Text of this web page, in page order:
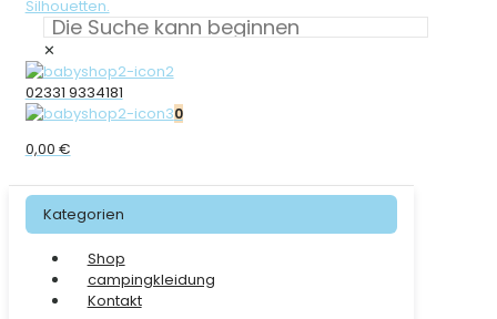
✕
02331 9334181
0
0,00 €
Kategorien
Shop
campingkleidung
Kontakt